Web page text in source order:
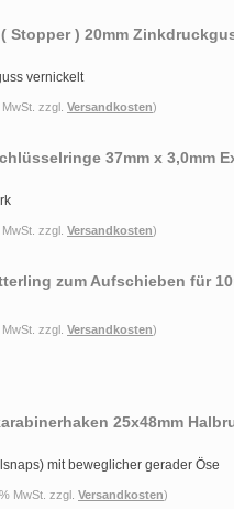
Stopper ) 20mm
vernickelt
zzgl. Versandkosten)
37mm x 3,0mm
zzgl. Versandkosten)
zum Aufschieben für
zzgl. Versandkosten)
25x48mm
mit beweglicher gerader Öse
MwSt. zzgl. Versandkosten)